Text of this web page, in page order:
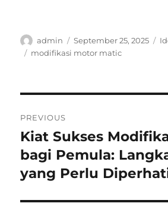
Author
admin
Posted
on
September 25, 2025
Tags
modifikasi motor matic
navigation
PREVIOUS
Previous
post:
Kiat Sukses
bagi Pemula:
yang Perlu